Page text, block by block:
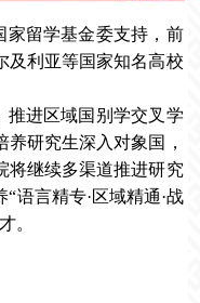
家留学基金委支持，前
及利亚等国家知名高校
推进区域国别学交叉学
研究生深入对象国，
将继续多渠道推进研究
语言精专·区域精通·战
。